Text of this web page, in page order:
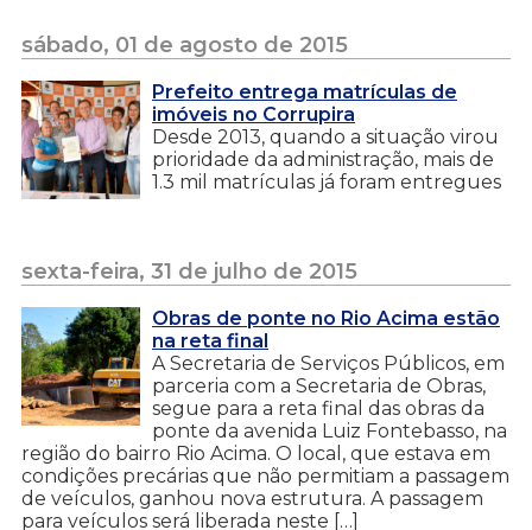
sábado, 01 de agosto de 2015
Prefeito entrega matrículas de
imóveis no Corrupira
Desde 2013, quando a situação virou
prioridade da administração, mais de
1.3 mil matrículas já foram entregues
sexta-feira, 31 de julho de 2015
Obras de ponte no Rio Acima estão
na reta final
A Secretaria de Serviços Públicos, em
parceria com a Secretaria de Obras,
segue para a reta final das obras da
ponte da avenida Luiz Fontebasso, na
região do bairro Rio Acima. O local, que estava em
condições precárias que não permitiam a passagem
de veículos, ganhou nova estrutura. A passagem
para veículos será liberada neste […]